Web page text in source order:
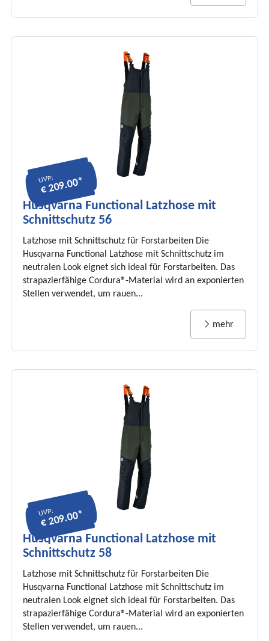
UVP:
€ 209.00*
Husqvarna Functional Latzhose mit
Schnittschutz 56
Latzhose mit Schnittschutz für Forstarbeiten Die
Husqvarna Functional Latzhose mit Schnittschutz im
neutralen Look eignet sich ideal für Forstarbeiten. Das
strapazierfähige Cordura®-Material wird an exponierten
Stellen verwendet, um rauen...
mehr
UVP:
€ 209.00*
Husqvarna Functional Latzhose mit
Schnittschutz 58
Latzhose mit Schnittschutz für Forstarbeiten Die
Husqvarna Functional Latzhose mit Schnittschutz im
neutralen Look eignet sich ideal für Forstarbeiten. Das
strapazierfähige Cordura®-Material wird an exponierten
Stellen verwendet, um rauen...